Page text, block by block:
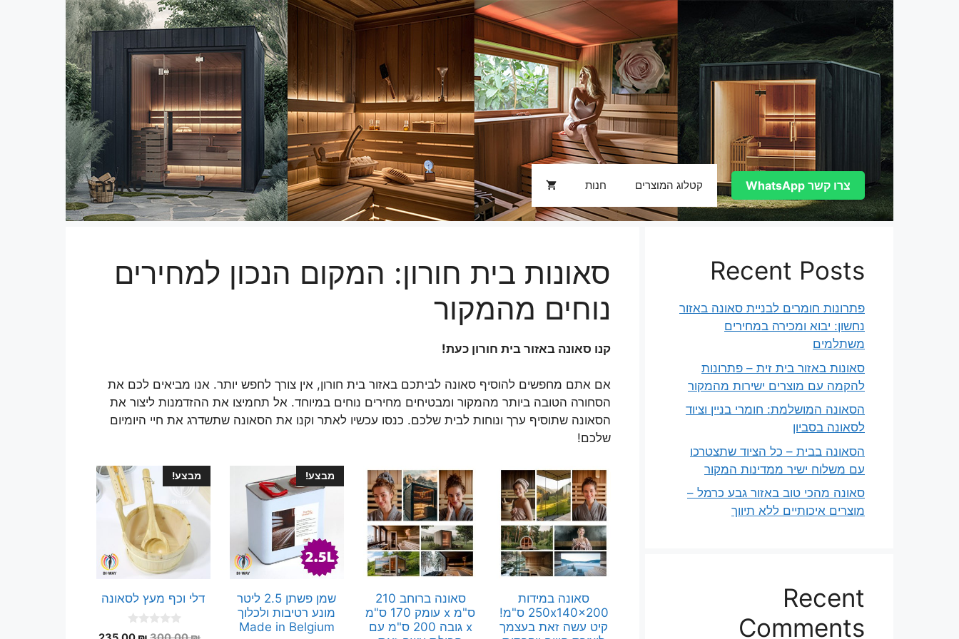
סאונה קטלוג המוצרים חנות צרו קשר WhatsApp
סאונות בית חורון: המקום הנכון למחירים
נוחים מהמקור
קנו סאונה באזור בית חורון כעת!
אם אתם מחפשים להוסיף סאונה לביתכם באזור בית חורון, אין צורך לחפש יותר. אנו מביאים לכם את
הסחורה הטובה ביותר מהמקור ומבטיחים מחירים נוחים במיוחד. אל תחמיצו את ההזדמנות ליצור את
הסאונה שתוסיף ערך ונוחות לבית שלכם. כנסו עכשיו לאתר וקנו את הסאונה שתשדרג את חיי היומיום
שלכם!
סאונה במידות
250x140x200 ס"מ!
קיט עשה זאת בעצמך
סאונה ברוחב 210
ס"מ x עומק 170 ס"מ
x גובה 200 ס"מ עם
מבצע!
שמן פשתן 2.5 ליטר
מונע רטיבות ולכלוך
Made in Belgium
מבצע!
דלי וכף מעץ לסאונה
0
Recent Posts
פתרונות חומרים לבניית סאונה באזור
נחשון: יבוא ומכירה במחירים
משתלמים
סאונות באזור בית זית – פתרונות
להקמה עם מוצרים ישירות מהמקור
הסאונה המושלמת: חומרי בניין וציוד
לסאונה בסביון
הסאונה בבית – כל הציוד שתצטרכו
עם משלוח ישיר ממדינות המקור
סאונה מהכי טוב באזור גבע כרמל –
מוצרים איכותיים ללא תיווך
Recent
Comments